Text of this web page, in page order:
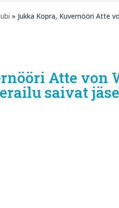
» Jukka Kopra, Kuvernööri Atte
Atte von
saivat